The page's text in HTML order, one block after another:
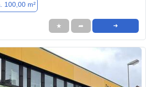
100,00 m²
★ ➦ ➜